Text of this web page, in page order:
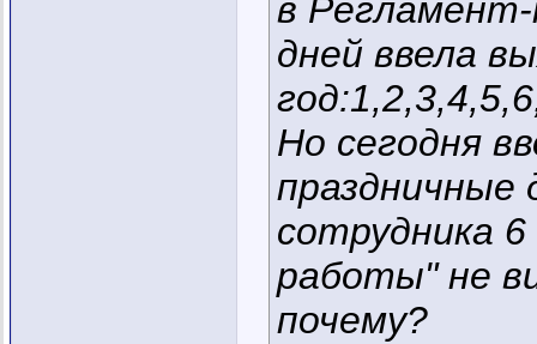
в Регламент-
дней ввела
Но сегодня
праздничные
сотрудника
работы" не
почему?